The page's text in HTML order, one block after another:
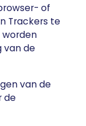
of
Trackers te
worden
van de
van de
de